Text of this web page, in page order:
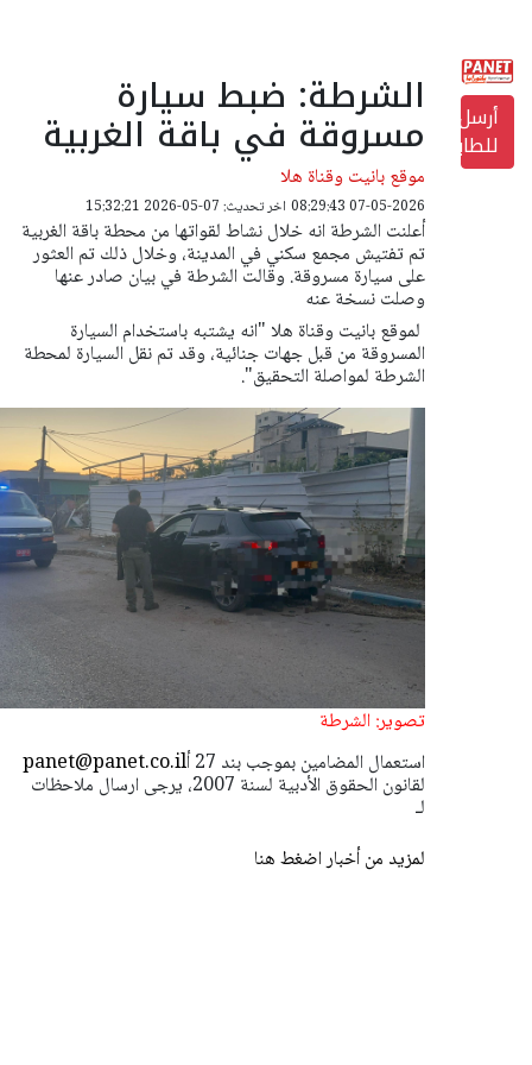
أرسل
للطابعة
الشرطة: ضبط سيارة
مسروقة في باقة الغربية
موقع بانيت وقناة هلا
07-05-2026 08:29:43 اخر تحديث: 07-05-2026 15:32:21
أعلنت الشرطة انه خلال نشاط لقواتها من محطة باقة الغربية
تم تفتيش مجمع سكني في المدينة، وخلال ذلك تم العثور
على سيارة مسروقة. وقالت الشرطة في بيان صادر عنها
وصلت نسخة عنه
لموقع بانيت وقناة هلا "انه يشتبه باستخدام السيارة
المسروقة من قبل جهات جنائية، وقد تم نقل السيارة لمحطة
الشرطة لمواصلة التحقيق".
تصوير: الشرطة
panet@panet.co.ilاستعمال المضامين بموجب بند 27 أ
لقانون الحقوق الأدبية لسنة 2007، يرجى ارسال ملاحظات
لـ
لمزيد من أخبار اضغط هنا